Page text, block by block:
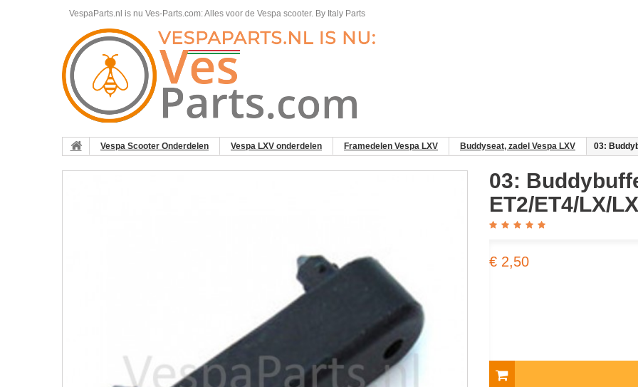
VespaParts.nl is nu Ves-Parts.com: Alles voor de Vespa scooter. By Italy Parts
Vespa Scooter Onderdelen Vespa LXV onderdelen Framedelen Vespa LXV Buddyseat, zadel Vespa LXV 03:
03:
ET2/ET4/LX/
€ 2,50